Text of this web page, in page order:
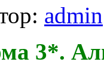
admin
3*.